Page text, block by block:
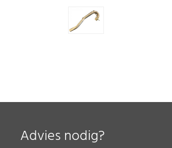
Advies nodig?